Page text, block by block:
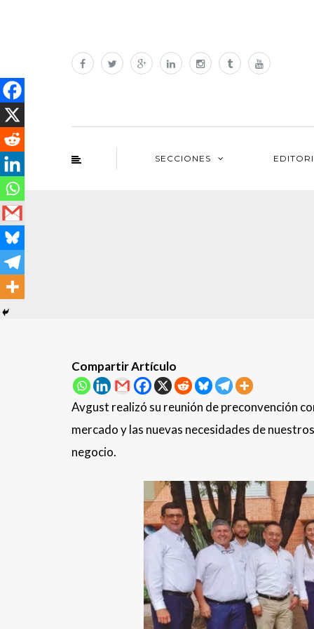
SECCIONES
Compartir Artículo
Avgust realizó su reunión de preconvención
mercado y las nuevas necesidades de
negocio.